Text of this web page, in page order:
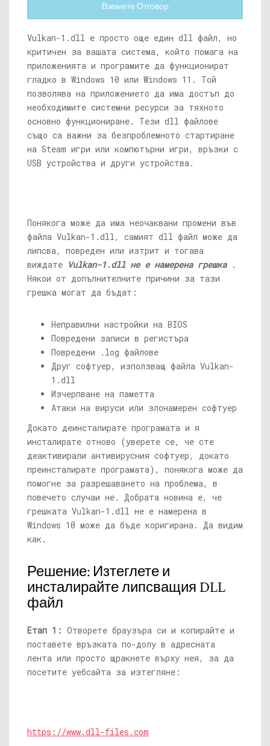
Вземете Отговор
Vulkan-1.dll е просто още един dll файл, но
критичен за вашата система, който помага на
приложенията и програмите да функционират
гладко в Windows 10 или Windows 11. Той
позволява на приложението да има достъп до
необходимите системни ресурси за тяхното
основно функциониране. Тези dll файлове
също са важни за безпроблемното стартиране
на Steam игри или компютърни игри, връзки с
USB устройства и други устройства.
Понякога може да има неочаквани промени във
файла Vulkan-1.dll, самият dll файл може да
липсва, повреден или изтрит и тогава
виждате Vulkan-1.dll не е намерена грешка .
Някои от допълнителните причини за тази
грешка могат да бъдат:
Неправилни настройки на BIOS
Повредени записи в регистъра
Повредени .log файлове
Друг софтуер, използващ файла Vulkan-
1.dll
Изчерпване на паметта
Атаки на вируси или злонамерен софтуер
Докато деинсталирате програмата и я
инсталирате отново (уверете се, че сте
деактивирали антивирусния софтуер, докато
преинсталирате програмата), понякога може да
помогне за разрешаването на проблема, в
повечето случаи не. Добрата новина е, че
грешката Vulkan-1.dll не е намерена в
Windows 10 може да бъде коригирана. Да видим
как.
Решение: Изтеглете и
инсталирайте липсващия DLL
файл
Етап 1: Отворете браузъра си и копирайте и
поставете връзката по-долу в адресната
лента или просто щракнете върху нея, за да
посетите уебсайта за изтегляне:
https://www.dll-files.com